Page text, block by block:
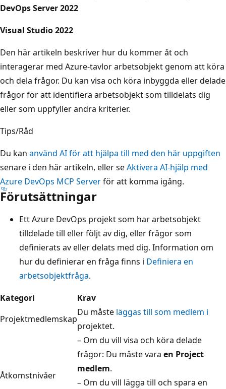
DevOps Server 2022
Visual Studio 2022
Den här artikeln beskriver hur du kommer åt och
interagerar med Azure-tavlor arbetsobjekt genom att köra
och dela frågor. Du kan visa och köra inbyggda eller delade
frågor för att identifiera arbetsobjekt som tilldelats dig
eller som uppfyller andra kriterier.
Tips/Råd
Du kan använd AI för att hjälpa till med den här uppgiften
senare i den här artikeln, eller seAktivera AI-hjälp med
Azure DevOps MCP Serverför att komma igång.
Förutsättningar
Ett Azure DevOps projekt som har arbetsobjekt
tilldelade till eller följt av dig, eller frågor som
definierats av eller delats med dig. Information om
hur du definierar en fråga finns i Definiera en
arbetsobjektfråga.
Kategori
Krav
Projektmedlemskap
Du måste läggas till som medlem i
projektet.
Åtkomstnivåer
– Om du vill visa och köra delade
frågor: Du måste vara en Project
medlem.
– Om du vill lägga till och spara en